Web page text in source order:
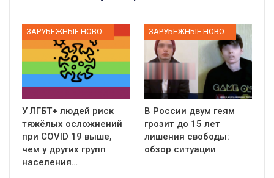
У ЛГБТ+ людей риск
тяжёлых осложнений
при COVID 19 выше,
чем у других групп
населения…
В России двум геям
грозит до 15 лет
лишения свободы:
обзор ситуации